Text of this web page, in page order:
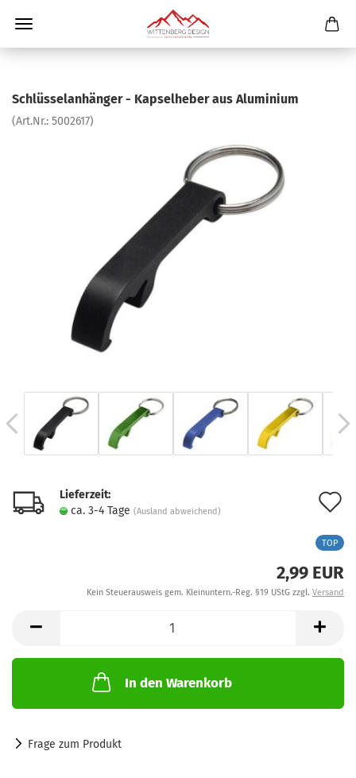
Schlüsselanhänger - Kapselheber aus Aluminium
(Art.Nr.: 5002617)
Lieferzeit:
ca. 3-4 Tage (Ausland abweichend)
TOP
2,99 EUR
Kein Steuerausweis gem. Kleinuntern.-Reg. §19 UStG zzgl. Versand
In den Warenkorb
Frage zum Produkt